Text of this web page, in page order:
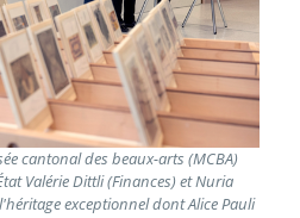
cantonal des beaux-arts (MCBA)
Valérie Dittli (Finances) et Nuria
exceptionnel dont Alice Pauli